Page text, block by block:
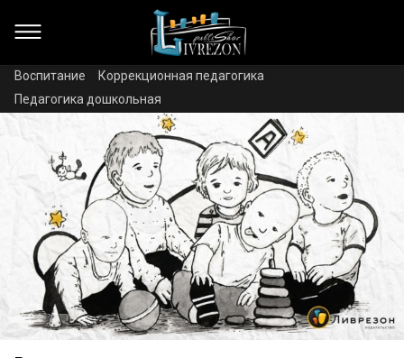
Воспитание
Коррекционная педагогика
Педагогика дошкольная